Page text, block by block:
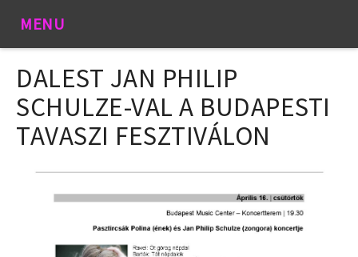
MENU
DALEST JAN PHILIP
SCHULZE-VAL A BUDAPESTI
TAVASZI FESZTIVÁLON